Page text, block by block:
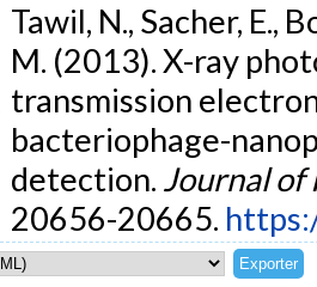
Tawil, N., Sacher, E.,
M. (2013). X-ray
transmission
bacteriophage-
detection. Journal of
20656-20665.